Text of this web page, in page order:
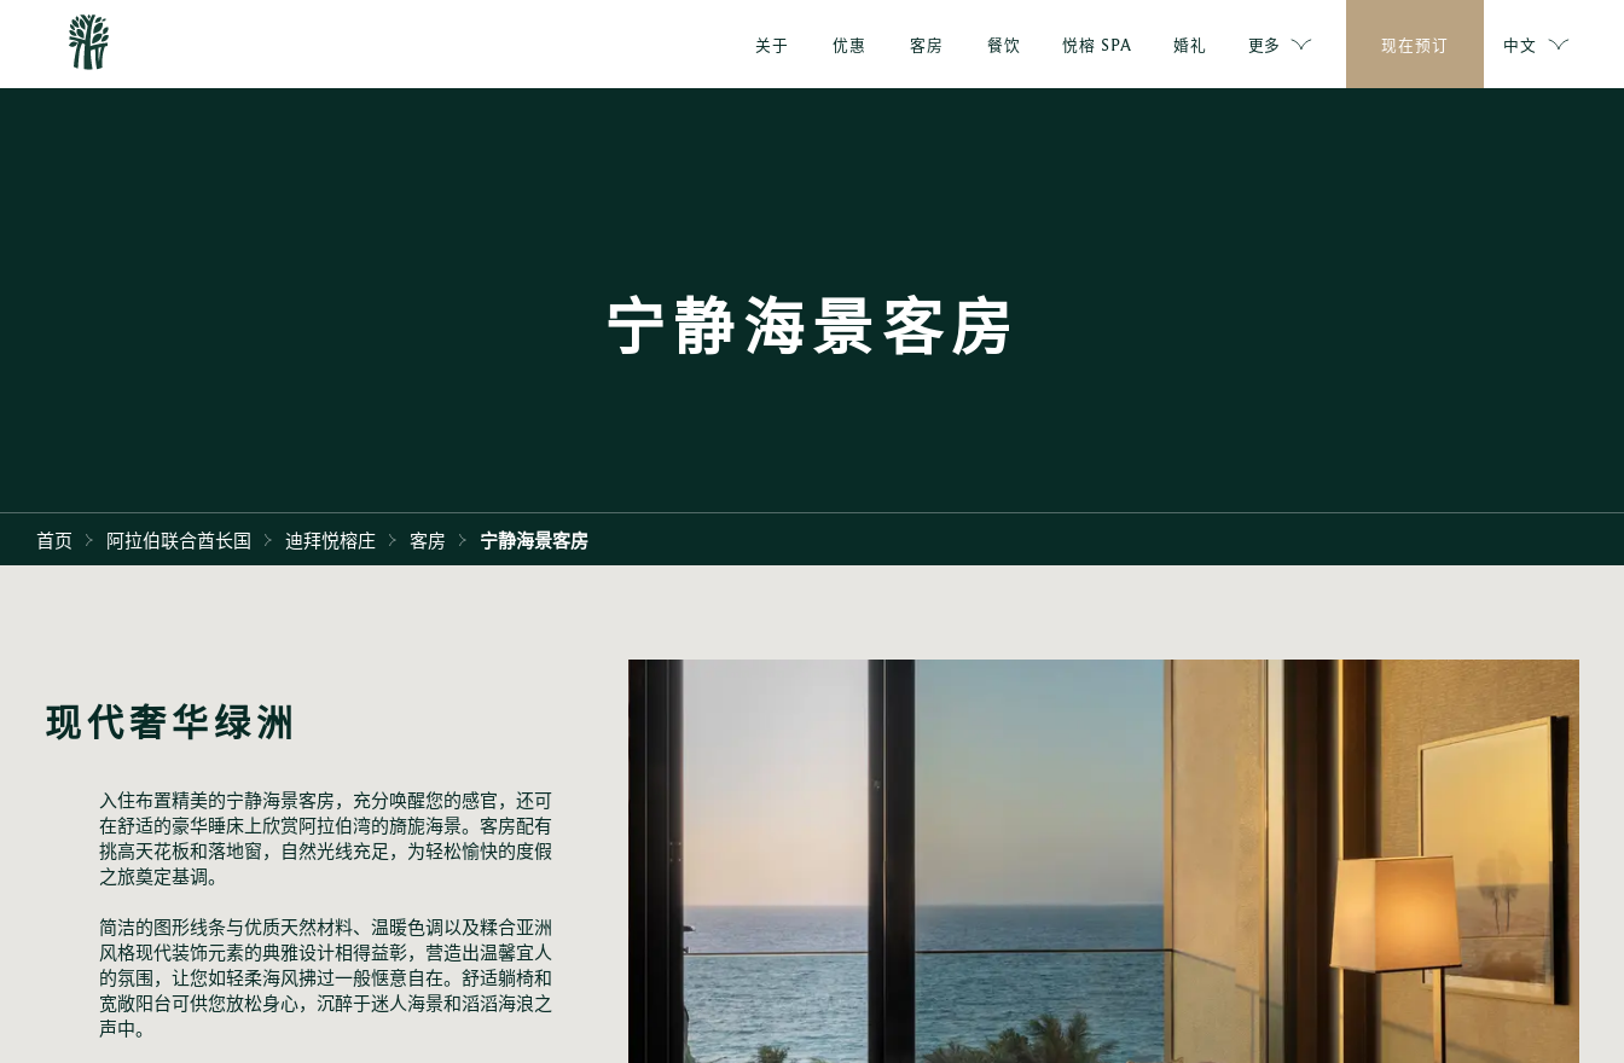
关于 优惠 客房 餐饮 悦榕 SPA 婚礼 更多 现在预订 中文
宁静海景客房
首页 阿拉伯联合酋长国 迪拜悦榕庄 客房 宁静海景客房
现代奢华绿洲
入住布置精美的宁静海景客房，充分唤醒您的感官，还可
在舒适的豪华睡床上欣赏阿拉伯湾的旖旎海景。客房配有
挑高天花板和落地窗，自然光线充足，为轻松愉快的度假
之旅奠定基调。
简洁的图形线条与优质天然材料、温暖色调以及糅合亚洲
风格现代装饰元素的典雅设计相得益彰，营造出温馨宜人
的氛围，让您如轻柔海风拂过一般惬意自在。舒适躺椅和
宽敞阳台可供您放松身心，沉醉于迷人海景和滔滔海浪之
声中。